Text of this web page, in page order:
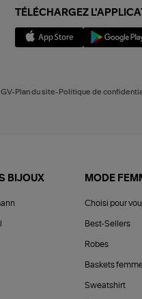
TÉLÉCHARGEZ
Plan du site-Politique de
BIJOUX MODE
Choisi pour
Best-Sellers
Robes
Baskets
Sweatshirt